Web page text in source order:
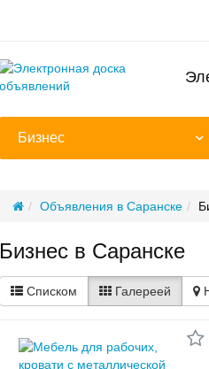
Бизнес
Объявления в Саранске
Бизнес в Саранске
Списком Галереей